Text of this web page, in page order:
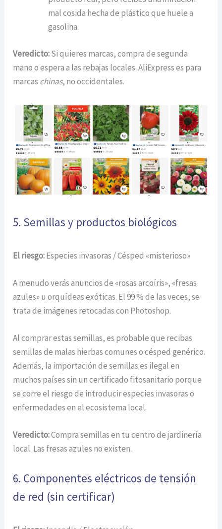
mal cosida hecha de plástico que huele a
gasolina.
Veredicto:Si quieres marcas, compra de segunda
mano o espera a las rebajas locales. AliExpress es para
marcas chinas, no occidentales.
5. Semillas y productos biológicos
El riesgo:Especies invasoras / Césped «misterioso»
A menudo verás anuncios de «rosas arcoíris», «fresas
azules» u orquídeas exóticas. El 99 % de las veces, se
trata de imágenes retocadas con Photoshop.
Al comprar estas semillas, es probable que recibas
semillas de malas hierbas comunes o césped genérico.
Además, la importación de semillas es ilegal en
muchos países sin un certificado fitosanitario porque
se corre el riesgo de introducir especies invasoras o
enfermedades en el ecosistema local.
Veredicto:Compra semillas en tu centro de jardinería
local. Las fresas azules no existen.
6. Componentes eléctricos de tensión
de red (sin certificar)